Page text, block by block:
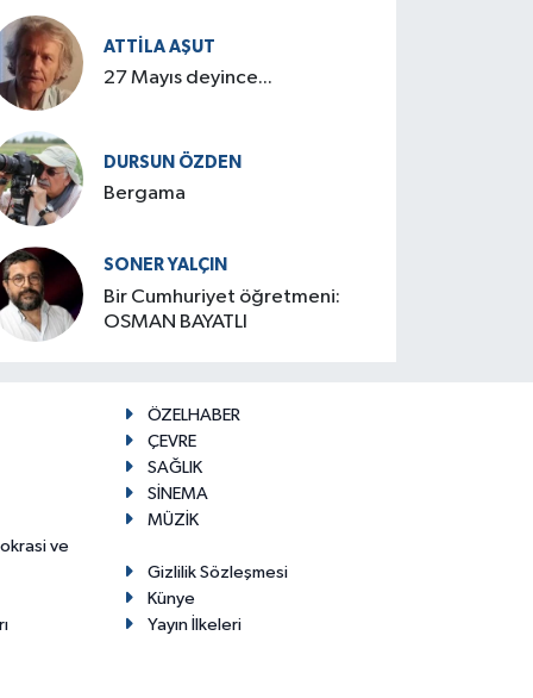
ATTILA AŞUT
27 Mayıs deyince...
DURSUN ÖZDEN
Bergama
SONER YALÇIN
Bir Cumhuriyet öğretmeni:
OSMAN BAYATLI
ÖZELHABER
ÇEVRE
SAĞLIK
SİNEMA
MÜZİK
ve
Gizlilik Sözleşmesi
Künye
Yayın İlkeleri